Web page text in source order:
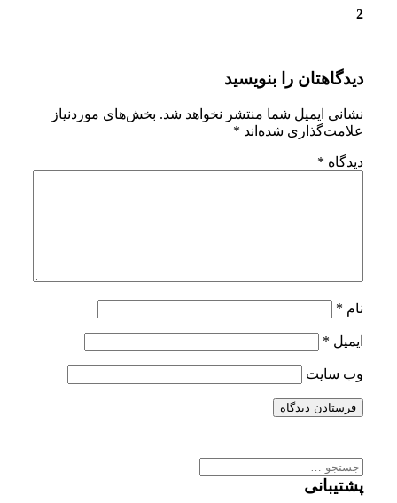
دیدگاهتان را بنویسید
نشانی ایمیل شما منتشر نخواهد شد. بخش‌های موردنیاز
علامت‌گذاری شده‌اند*
دیدگاه*
*
ایمیل*
وب‌ سایت
جستجو
برای:
پشتیبانی